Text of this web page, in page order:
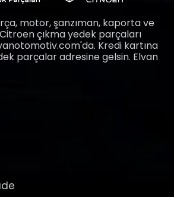
motor, şanzıman, kaporta ve
çıkma yedek parçaları
Kredi kartına
parçalar adresine gelsin. Elvan